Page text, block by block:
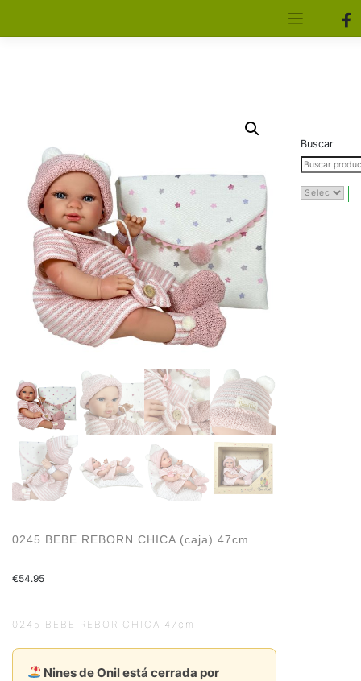
0245 BEBE REBORN CHICA (caja) 47cm
€54.95
0245 BEBE REBOR CHICA 47cm
Nines de Onil está cerrada por
Buscar